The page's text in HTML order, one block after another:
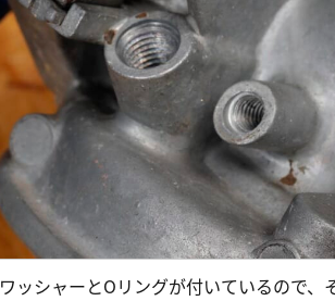
ッシャーとOリングが付いているので、